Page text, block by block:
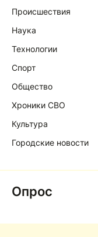
Происшествия
Наука
Технологии
Спорт
Общество
Хроники СВО
Культура
Городские новости
Опрос